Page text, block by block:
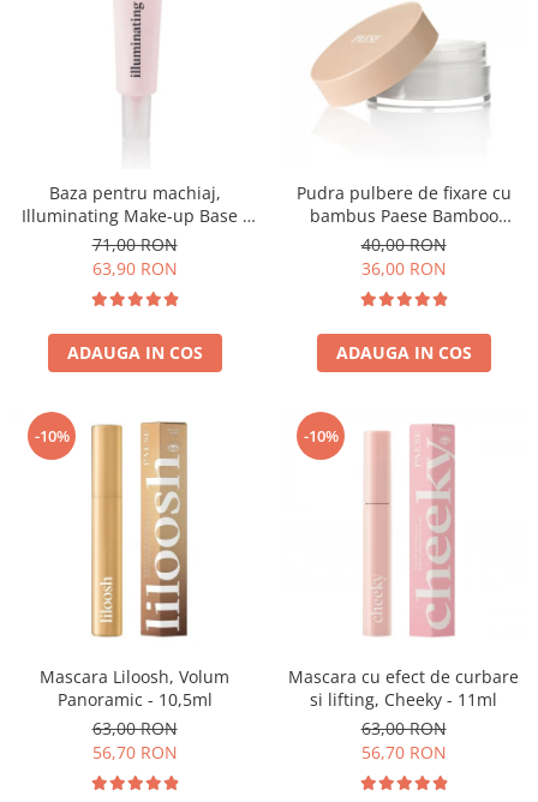
Baza pentru machiaj,
Illuminating Make-up Base -
30ml
71,00 RON
63,90 RON
ADAUGA IN COS
Pudra pulbere de fixare cu
bambus Paese Bamboo
Powder - 5g
40,00 RON
36,00 RON
ADAUGA IN COS
-10%
Mascara Liloosh, Volum
Panoramic - 10,5ml
63,00 RON
56,70 RON
-10%
Mascara cu efect de curbare
si lifting, Cheeky - 11ml
63,00 RON
56,70 RON